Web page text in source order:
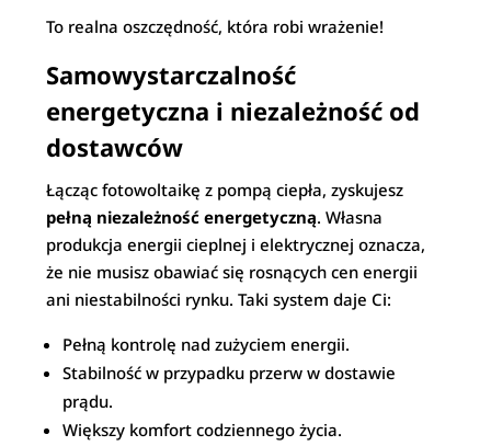
To realna oszczędność, która robi wrażenie!
Samowystarczalność
energetyczna i niezależność od
dostawców
Łącząc fotowoltaikę z pompą ciepła, zyskujesz
pełną niezależność energetyczną. Własna
produkcja energii cieplnej i elektrycznej oznacza,
że nie musisz obawiać się rosnących cen energii
ani niestabilności rynku. Taki system daje Ci:
Pełną kontrolę nad zużyciem energii.
Stabilność w przypadku przerw w dostawie
prądu.
Większy komfort codziennego życia.